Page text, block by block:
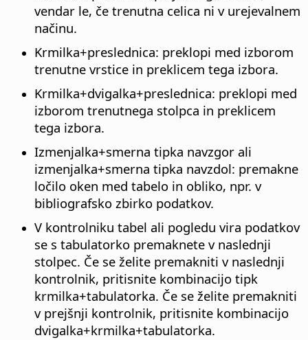
vendar le, če trenutna celica ni v urejevalnem
načinu.
Krmilka+preslednica: preklopi med izborom
trenutne vrstice in preklicem tega izbora.
Krmilka+dvigalka+preslednica: preklopi med
izborom trenutnega stolpca in preklicem
tega izbora.
Izmenjalka+smerna tipka navzgor ali
izmenjalka+smerna tipka navzdol: premakne
ločilo oken med tabelo in obliko, npr. v
bibliografsko zbirko podatkov.
V kontrolniku tabel ali pogledu vira podatkov
se s tabulatorko premaknete v naslednji
stolpec. Če se želite premakniti v naslednji
kontrolnik, pritisnite kombinacijo tipk
krmilka+tabulatorka. Če se želite premakniti
v prejšnji kontrolnik, pritisnite kombinacijo
dvigalka+krmilka+tabulatorka.